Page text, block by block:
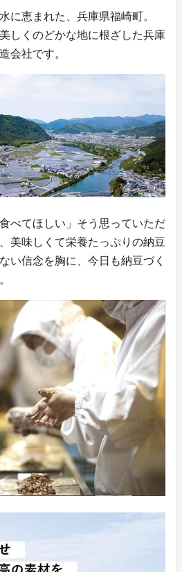
に恵まれた、兵庫県福崎町。
しくのどかな地に根ざした兵庫
会社です。
べてほしい」そう思っていただ
美味しくて栄養たっぷりの納豆
い信念を胸に、今日も納豆づく